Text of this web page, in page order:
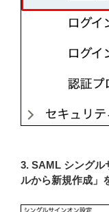
3. SAML シングル
ルから新規作成」